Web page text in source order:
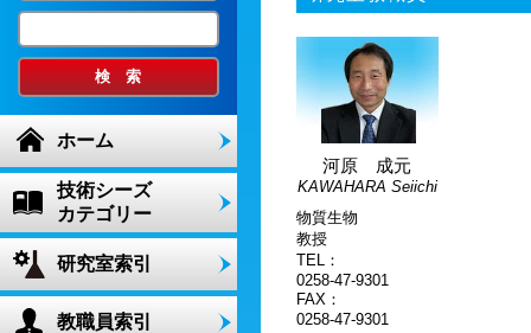
ホーム
技術シーズ
カテゴリー
研究室索引
教職員索引
河原 成元
KAWAHARA Seiichi
物質生物
教授
TEL：
0258-47-9301
FAX：
0258-47-9301